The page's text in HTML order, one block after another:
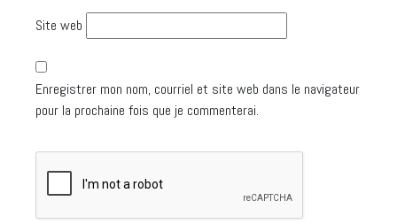
Site web
Enregistrer mon nom, courriel et site web dans le navigateur
pour la prochaine fois que je commenterai.